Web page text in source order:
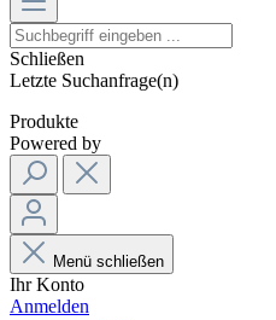
Schließen
Letzte Suchanfrage(n)
Produkte
Powered by
Menü schließen
Ihr Konto
Anmelden